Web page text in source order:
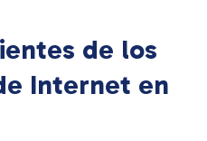
de los
Internet en